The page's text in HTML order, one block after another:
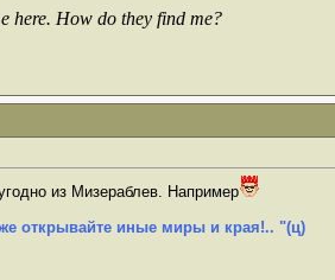
here. How do they find me?
из Мизераблев. Например
открывайте иные миры и края!.. "(ц)